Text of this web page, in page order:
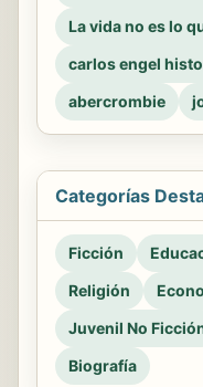
La vida no es lo
carlos engel
abercrombie
Categorías
Ficción
Religión
Juvenil No
Biografía